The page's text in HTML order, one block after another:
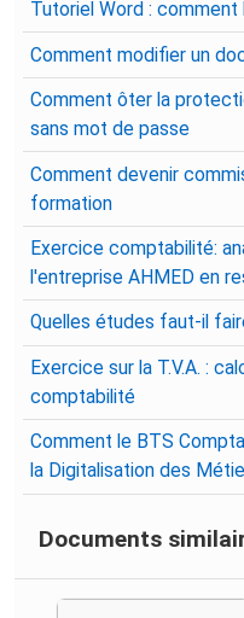
Tutoriel Word :
Comment modifier un
Comment ôter la
sans mot de passe
Comment devenir
formation
Exercice comptabilité:
l'entreprise AHMED en
Quelles études faut-il
Exercice sur la T.V.A. :
comptabilité
Comment le BTS
la Digitalisation des
Documents